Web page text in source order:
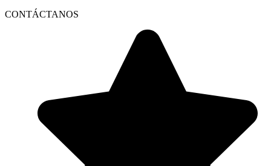
CONTÁCTANOS